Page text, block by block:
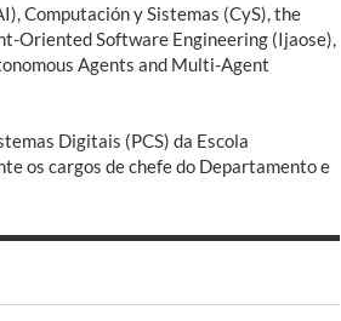
Computación y Sistemas (CyS), the
Oriented Software Engineering (Ijaose),
Agents and Multi-Agent
Digitais (PCS) da Escola
os cargos de chefe do Departamento e